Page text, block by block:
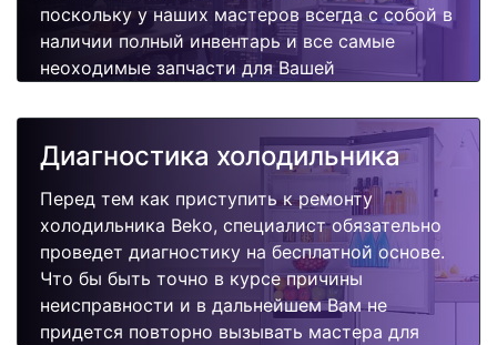
поскольку у наших мастеров всегда с собой в
наличии полный инвентарь и все самые
неоходимые запчасти для Вашей
качественно и недорого.
Диагностика холодильника
Перед тем как приступить к ремонту
холодильника Beko, специалист обязательно
проведет диагностику на бесплатной основе.
Что бы быть точно в курсе причины
неисправности и в дальнейшем Вам не
придется повторно вызывать мастера для